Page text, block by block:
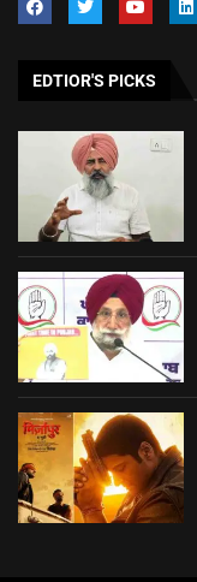
EDTIOR'S PICKS